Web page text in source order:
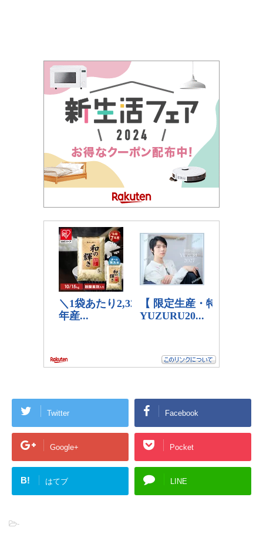
Twitter Facebook
Google+ Pocket
B! はてブ LINE
-